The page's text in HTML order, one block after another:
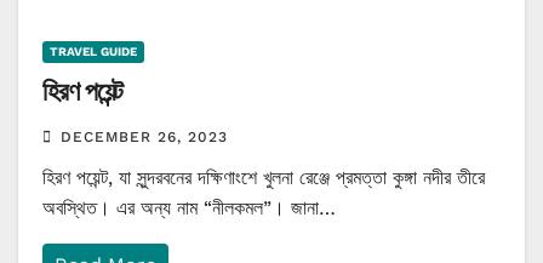
TRAVEL GUIDE
হিরণ পয়েন্ট
DECEMBER 26, 2023
হিরণ পয়েন্ট, যা সুন্দরবনের দক্ষিণাংশে খুলনা রেঞ্জে প্রমত্তা কুঙ্গা নদীর তীরে
অবস্থিত। এর অন্য নাম “নীলকমল”। জানা…